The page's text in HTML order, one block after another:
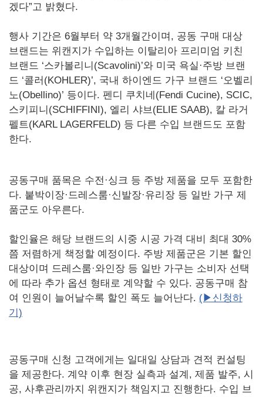
겠다”고 밝혔다.
행사 기간은 6월부터 약 3개월간이며, 공동 구매 대상
브랜드는 위캔지가 수입하는 이탈리아 프리미엄 키친
브랜드 ‘스카볼리니(Scavolini)’와 미국 욕실·주방 브랜
드 ‘콜러(KOHLER)’, 국내 하이엔드 가구 브랜드 ‘오벨리
노(Obellino)’ 등이다. 펜디 쿠치네(Fendi Cucine), SCIC,
스키피니(SCHIFFINI), 엘리 샤브(ELIE SAAB), 칼 라거
펠트(KARL LAGERFELD) 등 다른 수입 브랜드도 포함
한다.
공동구매 품목은 수전·싱크 등 주방 제품을 모두 포함한
다. 붙박이장·드레스룸·신발장·유리장 등 일반 가구 제
품군도 아우른다.
할인율은 해당 브랜드의 시중 시공 가격 대비 최대 30%
쯤 저렴하게 책정할 예정이다. 주방 제품군은 기본 할인
대상이며 드레스룸·와인장 등 일반 가구는 소비자 선택
에 따라 추가 옵션 형태로 계약할 수 있다. 공동구매 참
여 인원이 늘어날수록 할인 폭도 늘어난다. (▶신청하
기)
공동구매 신청 고객에게는 일대일 상담과 견적 컨설팅
을 제공한다. 계약 이후 현장 실측과 설계, 제품 발주, 시
공, 사후관리까지 위캔지가 책임지고 진행한다. 수입 브